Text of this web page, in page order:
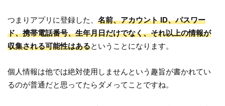
つまりアプリに登録した、名前、アカウント ID、パスワー
ド、携帯電話番号、生年月日だけでなく、それ以上の情報が
収集される可能性はあるということになります。
個人情報は他では絶対使用しませんという趣旨が書かれてい
るのが普通だと思ってたらダメってことですね。